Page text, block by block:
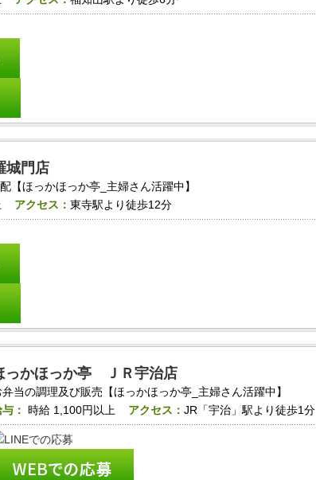
城門店
【ほっかほっか亭_主婦さん活躍中】
アクセス：東寺駅より徒歩12分
っかほっか亭 ＪＲ宇治店
弁当の調理及び販売【ほっかほっか亭_主婦さん活躍中】
： 時給 1,100円以上 アクセス：JR「宇治」駅より徒歩1分